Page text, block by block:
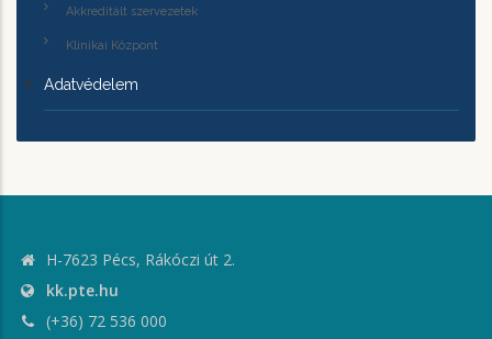
Akkreditált szervezetek
Klinikai Központ
Adatvédelem
H-7623 Pécs, Rákóczi út 2.
kk.pte.hu
(+36) 72 536 000